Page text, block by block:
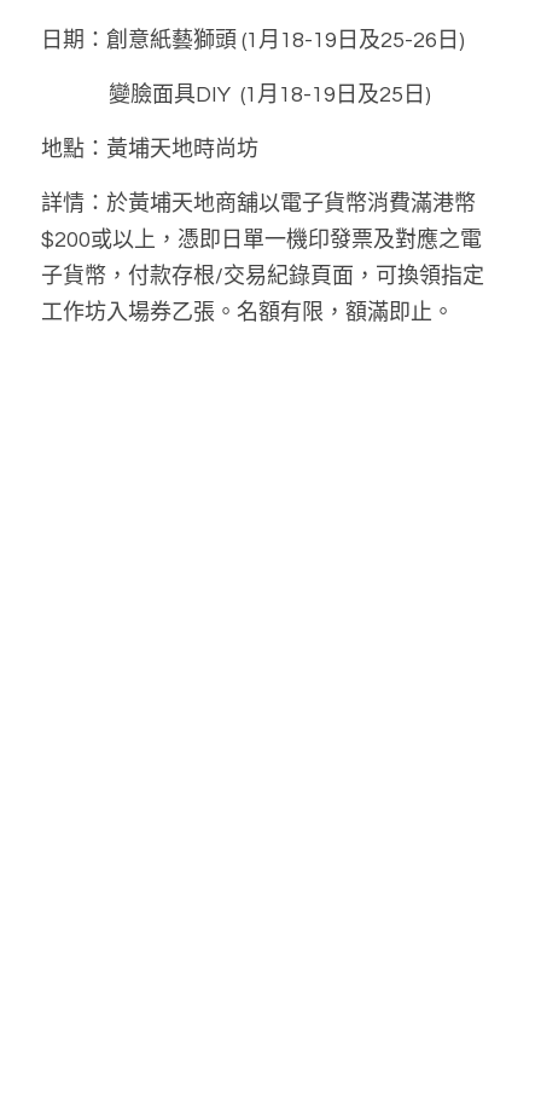
日期：創意紙藝獅頭 (1月18-19日及25-26日)
              變臉面具DIY  (1月18-19日及25日)
地點：黃埔天地時尚坊
詳情：於黃埔天地商舖以電子貨幣消費滿港幣
$200或以上，憑即日單一機印發票及對應之電
子貨幣，付款存根/交易紀錄頁面，可換領指定
工作坊入場券乙張。名額有限，額滿即止。